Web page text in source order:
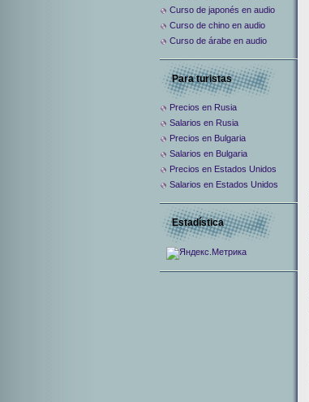
Curso de japonés en audio
Curso de chino en audio
Curso de árabe en audio
Para turistas
Precios en Rusia
Salarios en Rusia
Precios en Bulgaria
Salarios en Bulgaria
Precios en Estados Unidos
Salarios en Estados Unidos
Estadística